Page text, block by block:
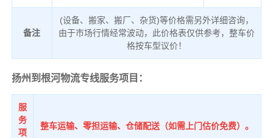
备注
(设备、搬家、搬厂、杂货)等价格需另外详细咨询，
由于市场行情经常波动，此价格表仅供参考，整车价
格按车型议价！
扬州到根河物流专线服务项目：
服
务
项
整车运输、零担运输、仓储配送（如需上门估价免费）。